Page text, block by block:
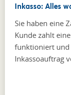
Inkasso: Alles
Sie haben eine
Kunde zahlt
funktioniert und
Inkassoauftrag